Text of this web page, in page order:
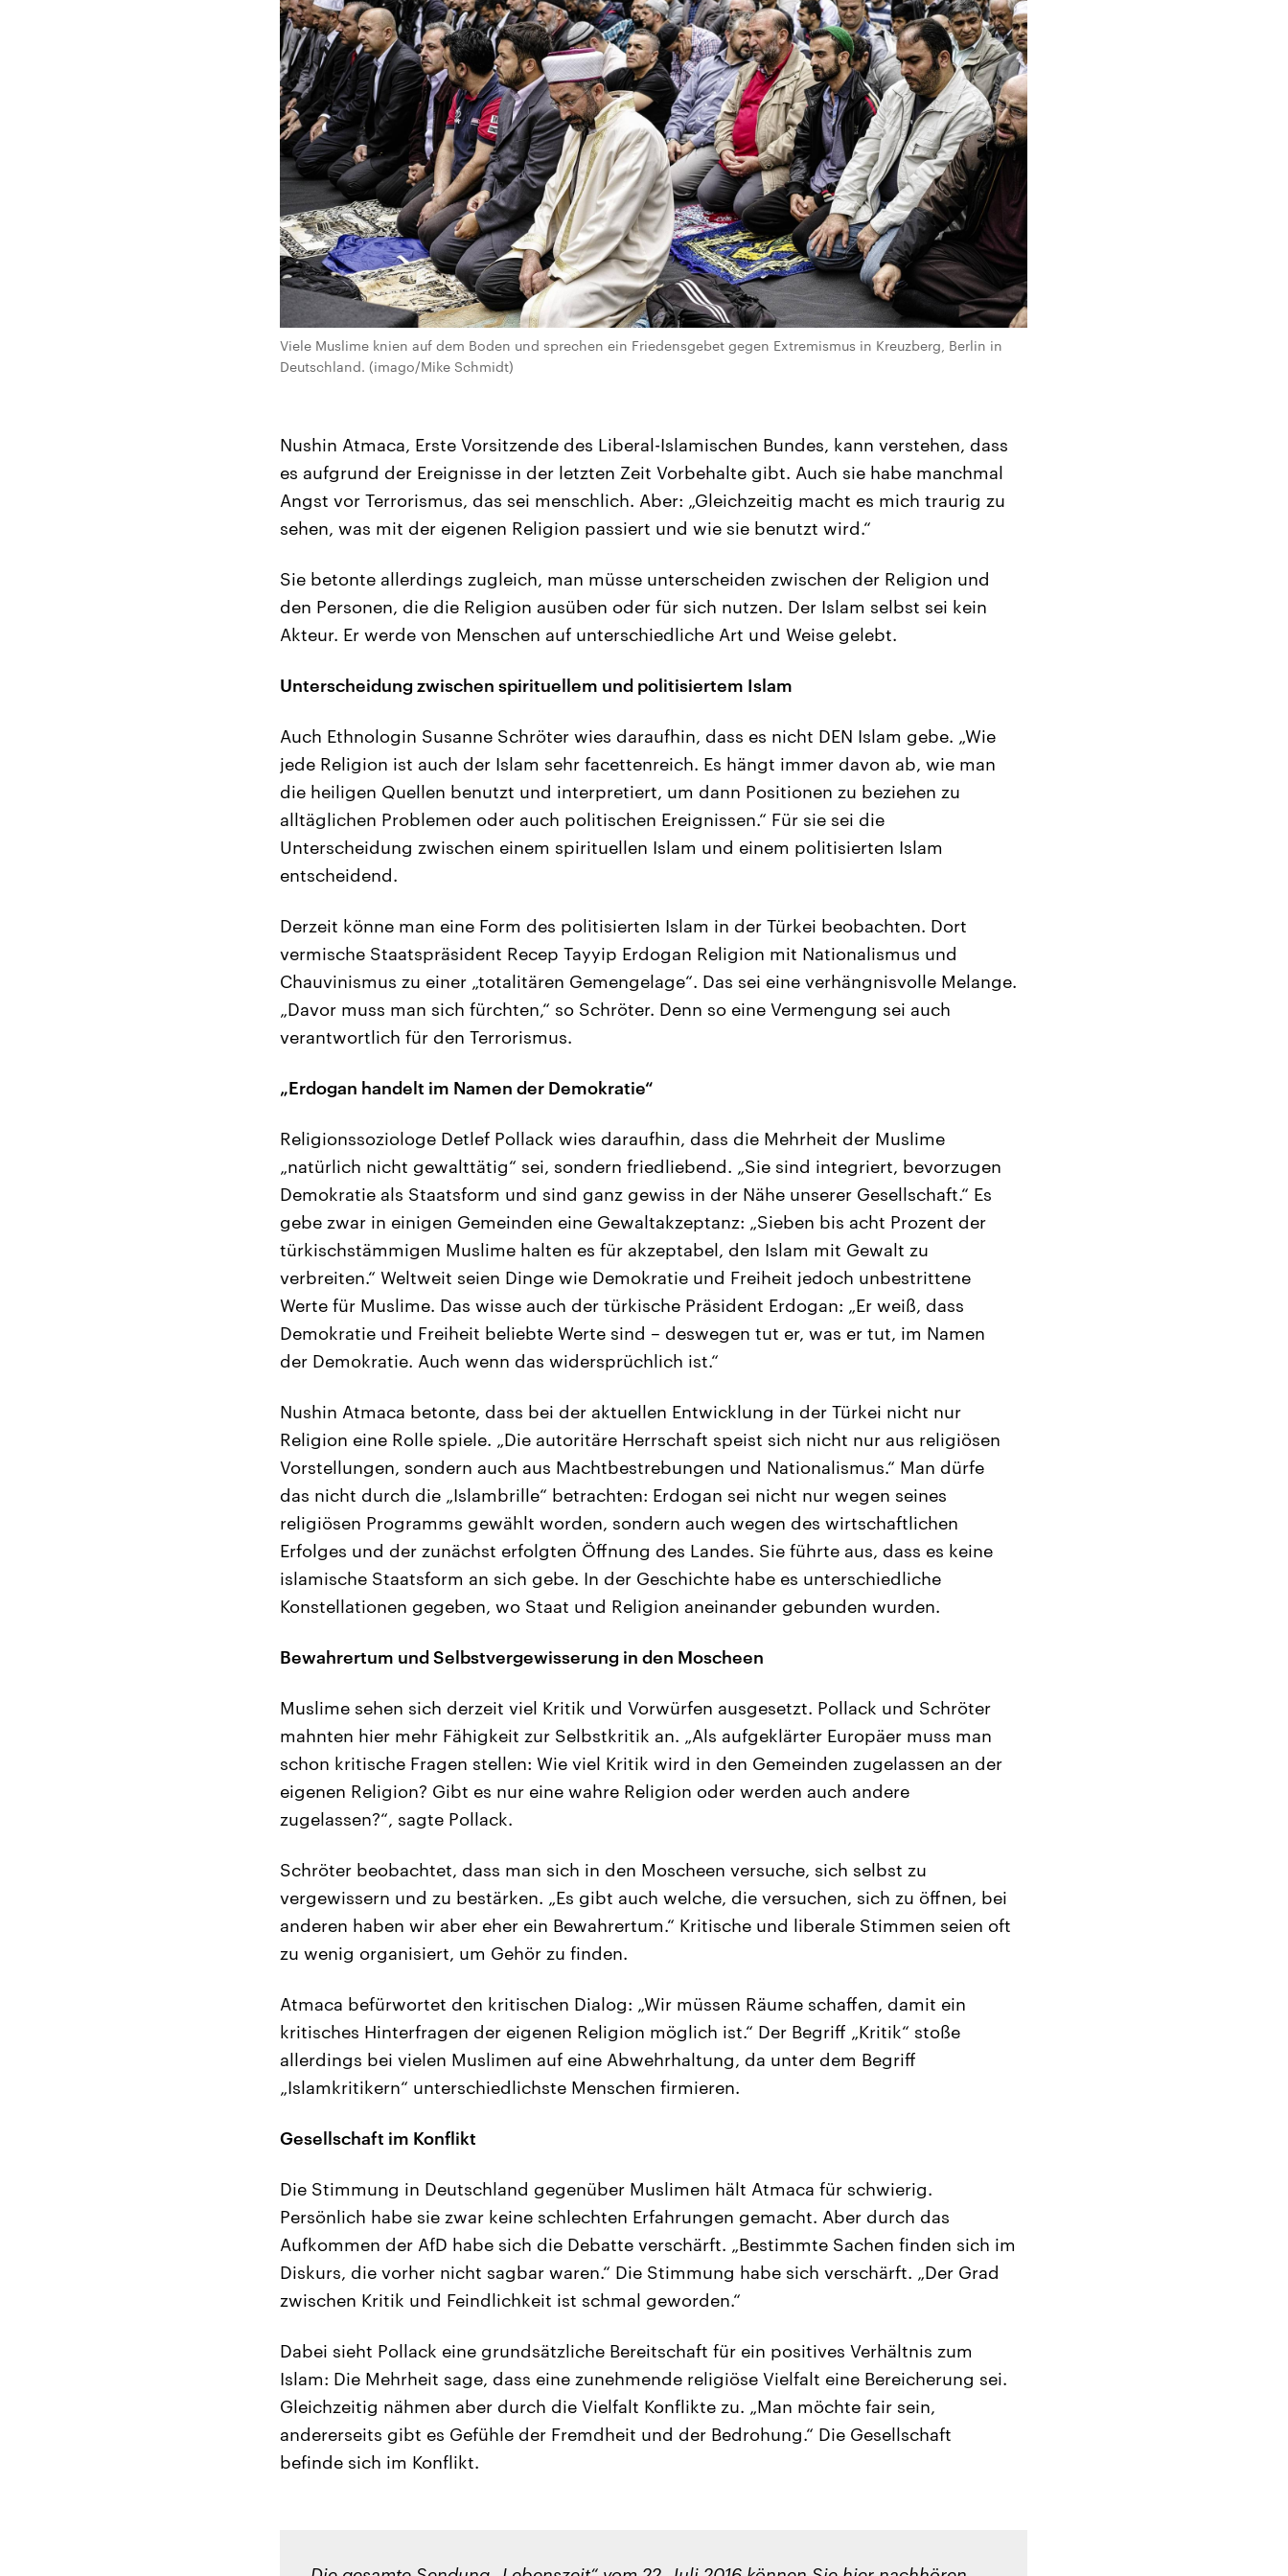
Viele Muslime knien auf dem Boden und sprechen ein Friedensgebet gegen Extremismus in Kreuzberg, Berlin in
Deutschland. (imago/Mike Schmidt)
Nushin Atmaca, Erste Vorsitzende des Liberal-Islamischen Bundes, kann verstehen, dass
es aufgrund der Ereignisse in der letzten Zeit Vorbehalte gibt. Auch sie habe manchmal
Angst vor Terrorismus, das sei menschlich. Aber: „Gleichzeitig macht es mich traurig zu
sehen, was mit der eigenen Religion passiert und wie sie benutzt wird.“
Sie betonte allerdings zugleich, man müsse unterscheiden zwischen der Religion und
den Personen, die die Religion ausüben oder für sich nutzen. Der Islam selbst sei kein
Akteur. Er werde von Menschen auf unterschiedliche Art und Weise gelebt.
Unterscheidung zwischen spirituellem und politisiertem Islam
Auch Ethnologin Susanne Schröter wies daraufhin, dass es nicht DEN Islam gebe. „Wie
jede Religion ist auch der Islam sehr facettenreich. Es hängt immer davon ab, wie man
die heiligen Quellen benutzt und interpretiert, um dann Positionen zu beziehen zu
alltäglichen Problemen oder auch politischen Ereignissen.“ Für sie sei die
Unterscheidung zwischen einem spirituellen Islam und einem politisierten Islam
entscheidend.
Derzeit könne man eine Form des politisierten Islam in der Türkei beobachten. Dort
vermische Staatspräsident Recep Tayyip Erdogan Religion mit Nationalismus und
Chauvinismus zu einer „totalitären Gemengelage“. Das sei eine verhängnisvolle Melange.
„Davor muss man sich fürchten,“ so Schröter. Denn so eine Vermengung sei auch
verantwortlich für den Terrorismus.
„Erdogan handelt im Namen der Demokratie“
Religionssoziologe Detlef Pollack wies daraufhin, dass die Mehrheit der Muslime
„natürlich nicht gewalttätig“ sei, sondern friedliebend. „Sie sind integriert, bevorzugen
Demokratie als Staatsform und sind ganz gewiss in der Nähe unserer Gesellschaft.“ Es
gebe zwar in einigen Gemeinden eine Gewaltakzeptanz: „Sieben bis acht Prozent der
türkischstämmigen Muslime halten es für akzeptabel, den Islam mit Gewalt zu
verbreiten.“ Weltweit seien Dinge wie Demokratie und Freiheit jedoch unbestrittene
Werte für Muslime. Das wisse auch der türkische Präsident Erdogan: „Er weiß, dass
Demokratie und Freiheit beliebte Werte sind – deswegen tut er, was er tut, im Namen
der Demokratie. Auch wenn das widersprüchlich ist.“
Nushin Atmaca betonte, dass bei der aktuellen Entwicklung in der Türkei nicht nur
Religion eine Rolle spiele. „Die autoritäre Herrschaft speist sich nicht nur aus religiösen
Vorstellungen, sondern auch aus Machtbestrebungen und Nationalismus.“ Man dürfe
das nicht durch die „Islambrille“ betrachten: Erdogan sei nicht nur wegen seines
religiösen Programms gewählt worden, sondern auch wegen des wirtschaftlichen
Erfolges und der zunächst erfolgten Öffnung des Landes. Sie führte aus, dass es keine
islamische Staatsform an sich gebe. In der Geschichte habe es unterschiedliche
Konstellationen gegeben, wo Staat und Religion aneinander gebunden wurden.
Bewahrertum und Selbstvergewisserung in den Moscheen
Muslime sehen sich derzeit viel Kritik und Vorwürfen ausgesetzt. Pollack und Schröter
mahnten hier mehr Fähigkeit zur Selbstkritik an. „Als aufgeklärter Europäer muss man
schon kritische Fragen stellen: Wie viel Kritik wird in den Gemeinden zugelassen an der
eigenen Religion? Gibt es nur eine wahre Religion oder werden auch andere
zugelassen?“, sagte Pollack.
Schröter beobachtet, dass man sich in den Moscheen versuche, sich selbst zu
vergewissern und zu bestärken. „Es gibt auch welche, die versuchen, sich zu öffnen, bei
anderen haben wir aber eher ein Bewahrertum.“ Kritische und liberale Stimmen seien oft
zu wenig organisiert, um Gehör zu finden.
Atmaca befürwortet den kritischen Dialog: „Wir müssen Räume schaffen, damit ein
kritisches Hinterfragen der eigenen Religion möglich ist.“ Der Begriff „Kritik“ stoße
allerdings bei vielen Muslimen auf eine Abwehrhaltung, da unter dem Begriff
„Islamkritikern“ unterschiedlichste Menschen firmieren.
Gesellschaft im Konflikt
Die Stimmung in Deutschland gegenüber Muslimen hält Atmaca für schwierig.
Persönlich habe sie zwar keine schlechten Erfahrungen gemacht. Aber durch das
Aufkommen der AfD habe sich die Debatte verschärft. „Bestimmte Sachen finden sich im
Diskurs, die vorher nicht sagbar waren.“ Die Stimmung habe sich verschärft. „Der Grad
zwischen Kritik und Feindlichkeit ist schmal geworden.“
Dabei sieht Pollack eine grundsätzliche Bereitschaft für ein positives Verhältnis zum
Islam: Die Mehrheit sage, dass eine zunehmende religiöse Vielfalt eine Bereicherung sei.
Gleichzeitig nähmen aber durch die Vielfalt Konflikte zu. „Man möchte fair sein,
andererseits gibt es Gefühle der Fremdheit und der Bedrohung.“ Die Gesellschaft
befinde sich im Konflikt.